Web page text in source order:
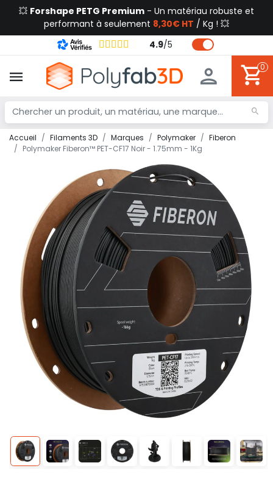
💥 Forshape PETG Premium - Un matériau robuste et
performant à seulement 8,30€ HT / Kg ! 💥
4.9/5
0
Accueil Filaments 3D Marques Polymaker
Fiberon
Polymaker Fiberon™ PET-CF17 Noir - 1.75mm - 1Kg